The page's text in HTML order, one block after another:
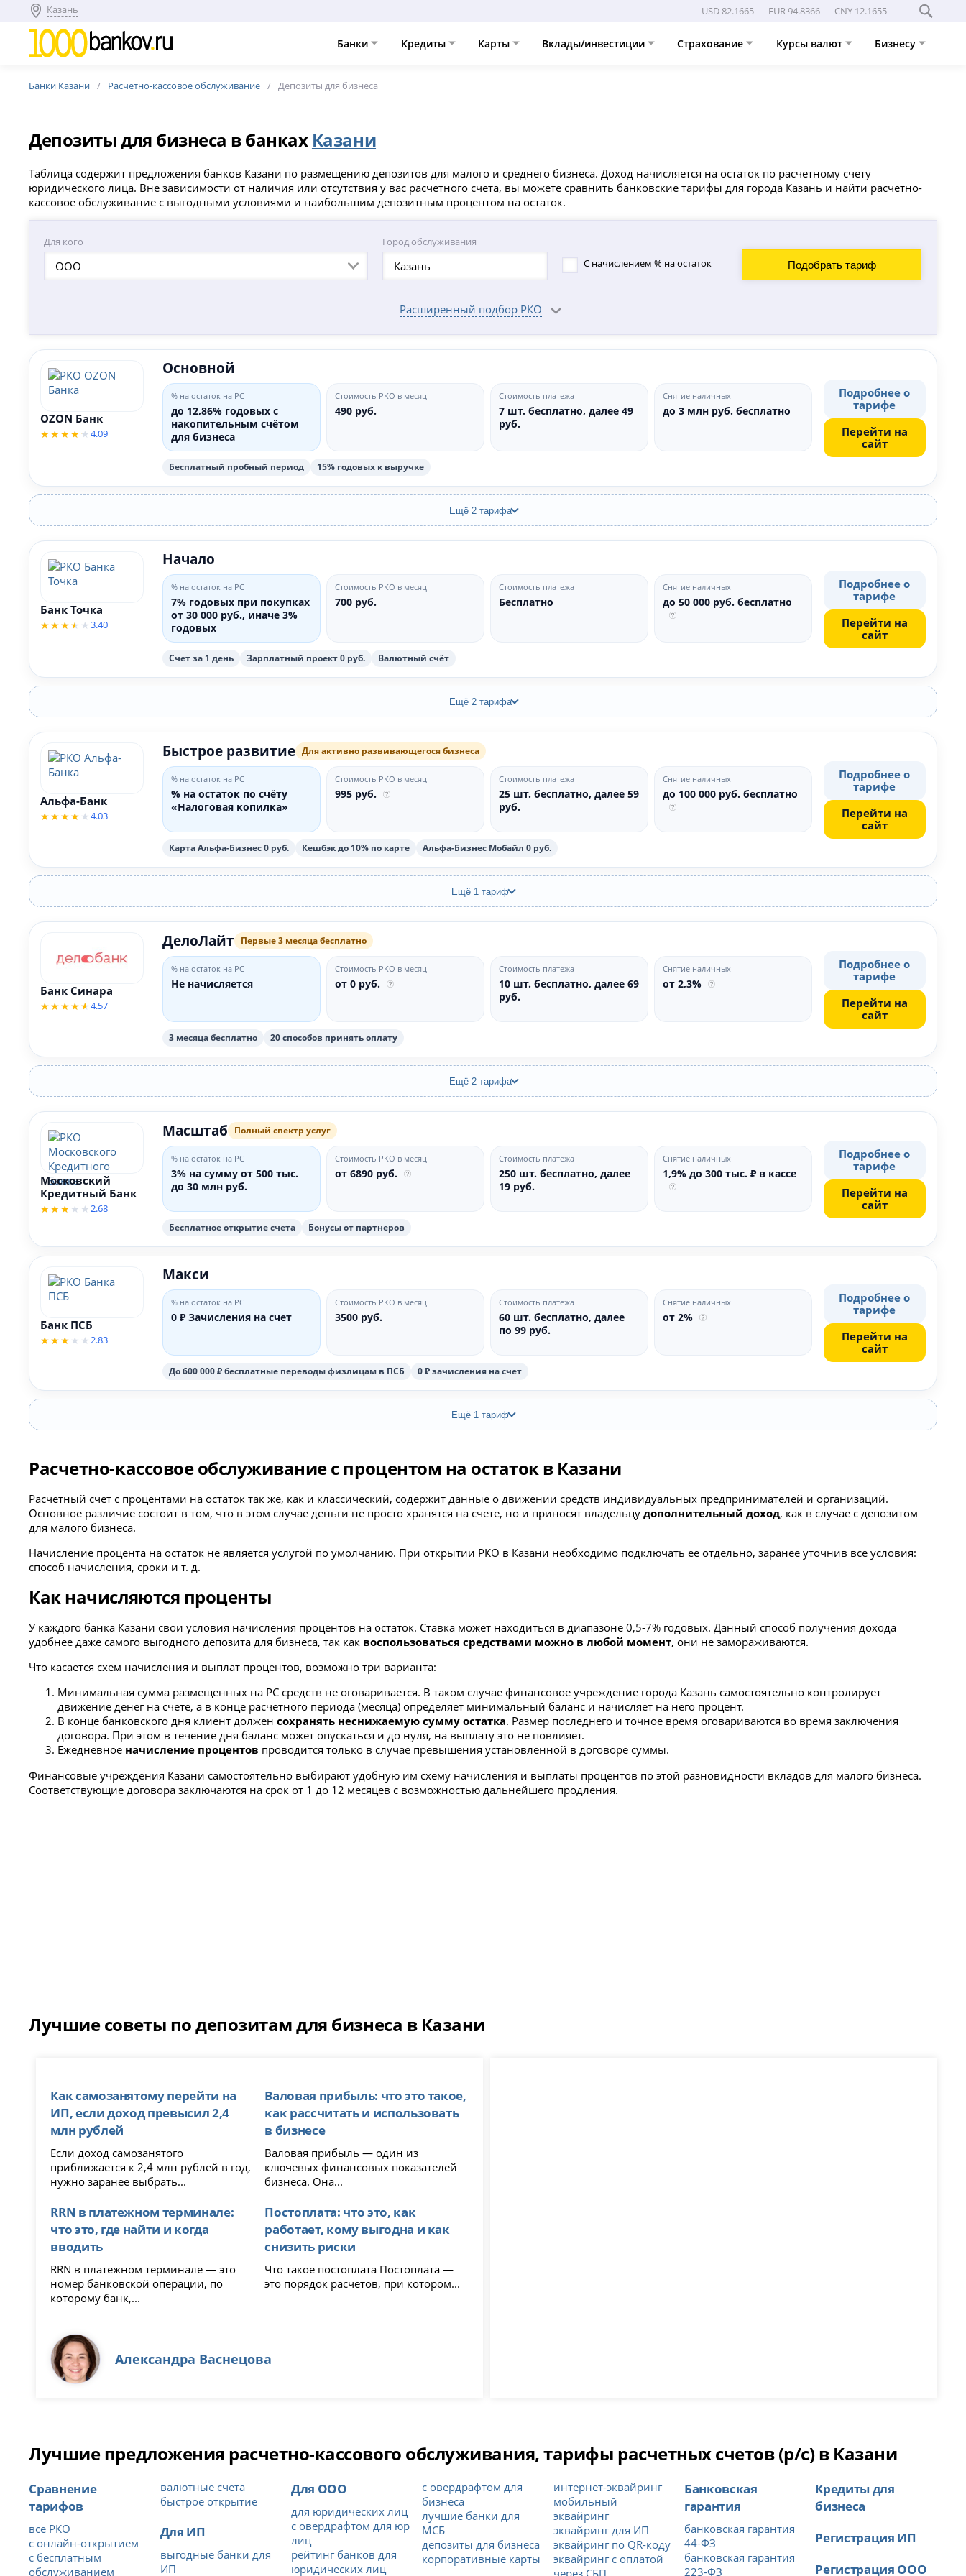
Казань USD 82.1665 EUR 94.8366 CNY 12.1655
Банки Кредиты Карты Вклады/инвестиции Страхование Курсы валют Бизнесу
Банки Казани Расчетно-кассовое обслуживание Депозиты для бизнеса
Депозиты для бизнеса в банках Казани
Таблица содержит предложения банков Казани по размещению депозитов для малого и среднего бизнеса. Доход начисляется на остаток по расчетному счету
юридического лица. Вне зависимости от наличия или отсутствия у вас расчетного счета, вы можете сравнить банковские тарифы для города Казань и найти расчетно-
кассовое обслуживание с выгодными условиями и наибольшим депозитным процентом на остаток.
Для кого
ООО
Город обслуживания
С начислением % на остаток
Подобрать тариф
Расширенный подбор РКО
OZON Банк
4.09
Основной
% на остаток на РС
до 12,86% годовых с
накопительным счётом
для бизнеса
Стоимость РКО в месяц
490 руб.
Стоимость платежа
7 шт. бесплатно, далее 49
руб.
Снятие наличных
до 3 млн руб. бесплатно
Бесплатный пробный период 15% годовых к выручке
Подробнее о
тарифе
Перейти на
сайт
Ещё 2 тарифа
Банк Точка
3.40
Начало
% на остаток на РС
7% годовых при покупках
от 30 000 руб., иначе 3%
годовых
Стоимость РКО в месяц
700 руб.
Стоимость платежа
Бесплатно
Снятие наличных
до 50 000 руб. бесплатно
Счет за 1 день Зарплатный проект 0 руб. Валютный счёт
Подробнее о
тарифе
Перейти на
сайт
Ещё 2 тарифа
Альфа-Банк
4.03
Быстрое развитие Для активно развивающегося бизнеса
% на остаток на РС
% на остаток по счёту
«Налоговая копилка»
Стоимость РКО в месяц
995 руб.
Стоимость платежа
25 шт. бесплатно, далее 59
руб.
Снятие наличных
до 100 000 руб. бесплатно
Карта Альфа-Бизнес 0 руб. Кешбэк до 10% по карте Альфа-Бизнес Мобайл 0 руб.
Подробнее о
тарифе
Перейти на
сайт
Ещё 1 тариф
Банк Синара
4.57
ДелоЛайт Первые 3 месяца бесплатно
% на остаток на РС
Не начисляется
Стоимость РКО в месяц
от 0 руб.
Стоимость платежа
10 шт. бесплатно, далее 69
руб.
Снятие наличных
от 2,3%
3 месяца бесплатно 20 способов принять оплату
Подробнее о
тарифе
Перейти на
сайт
Ещё 2 тарифа
Московский
Кредитный Банк
2.68
Масштаб Полный спектр услуг
% на остаток на РС
3% на сумму от 500 тыс.
до 30 млн руб.
Стоимость РКО в месяц
от 6890 руб.
Стоимость платежа
250 шт. бесплатно, далее
19 руб.
Снятие наличных
1,9% до 300 тыс. ₽ в кассе
Бесплатное открытие счета Бонусы от партнеров
Подробнее о
тарифе
Перейти на
сайт
Банк ПСБ
2.83
Макси
% на остаток на РС
0 ₽ Зачисления на счет
Стоимость РКО в месяц
3500 руб.
Стоимость платежа
60 шт. бесплатно, далее
по 99 руб.
Снятие наличных
от 2%
До 600 000 ₽ бесплатные переводы физлицам в ПСБ 0 ₽ зачисления на счет
Подробнее о
тарифе
Перейти на
сайт
Ещё 1 тариф
Расчетно-кассовое обслуживание с процентом на остаток в Казани
Расчетный счет с процентами на остаток так же, как и классический, содержит данные о движении средств индивидуальных предпринимателей и организаций.
Основное различие состоит в том, что в этом случае деньги не просто хранятся на счете, но и приносят владельцудополнительный доход, как в случае с депозитом
для малого бизнеса.
Начисление процента на остаток не является услугой по умолчанию. При открытии РКО в Казани необходимо подключать ее отдельно, заранее уточнив все условия:
способ начисления, сроки и т. д.
Как начисляются проценты
У каждого банка Казани свои условия начисления процентов на остаток. Ставка может находиться в диапазоне 0,5-7% годовых. Данный способ получения дохода
удобнее даже самого выгодного депозита для бизнеса, так как воспользоваться средствами можно в любой момент, они не замораживаются.
Что касается схем начисления и выплат процентов, возможно три варианта:
Минимальная сумма размещенных на РС средств не оговаривается. В таком случае финансовое учреждение города Казань самостоятельно контролирует
движение денег на счете, а в конце расчетного периода (месяца) определяет минимальный баланс и начисляет на него процент.
В конце банковского дня клиент долженсохранять неснижаемую сумму остатка. Размер последнего и точное время оговариваются во время заключения
договора. При этом в течение дня баланс может опускаться и до нуля, на выплату это не повлияет.
Ежедневное начисление процентов проводится только в случае превышения установленной в договоре суммы.
Финансовые учреждения Казани самостоятельно выбирают удобную им схему начисления и выплаты процентов по этой разновидности вкладов для малого бизнеса.
Соответствующие договора заключаются на срок от 1 до 12 месяцев с возможностью дальнейшего продления.
Лучшие советы по депозитам для бизнеса в Казани
Как самозанятому перейти на
ИП, если доход превысил 2,4
млн рублей
Если доход самозанятого
приближается к 2,4 млн рублей в год,
нужно заранее выбрать...
RRN в платежном терминале:
что это, где найти и когда
вводить
RRN в платежном терминале — это
номер банковской операции, по
которому банк,...
Валовая прибыль: что это такое,
как рассчитать и использовать
в бизнесе
Валовая прибыль — один из
ключевых финансовых показателей
бизнеса. Она...
Постоплата: что это, как
работает, кому выгодна и как
снизить риски
Что такое постоплата Постоплата —
это порядок расчетов, при котором...
Александра Васнецова
Лучшие предложения расчетно-кассового обслуживания, тарифы расчетных счетов (р/с) в Казани
Сравнение
тарифов
все РКО
с онлайн-открытием
с бесплатным
обслуживанием
валютные счета
быстрое открытие
Для ИП
выгодные банки для
ИП
Для ООО
для юридических лиц
с овердрафтом для юр
лиц
рейтинг банков для
юридических лиц
с овердрафтом для
бизнеса
лучшие банки для
МСБ
депозиты для бизнеса
корпоративные карты
интернет-эквайринг
мобильный
эквайринг
эквайринг для ИП
эквайринг по QR-коду
эквайринг с оплатой
через СБП
Банковская
гарантия
банковская гарантия
44-ФЗ
банковская гарантия
223-ФЗ
Кредиты для
бизнеса
Регистрация ИП
Регистрация ООО